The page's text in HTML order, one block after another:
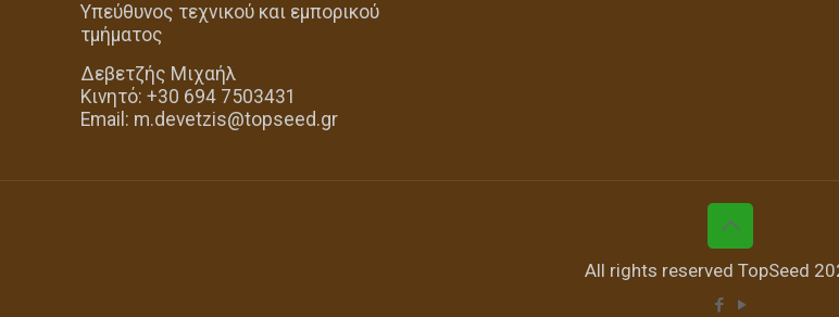
Υπεύθυνος τεχνικού και εμπορικού
τμήματος
Δεβετζής Μιχαήλ
Κινητό: +30 694 7503431
Email: m.devetzis@topseed.gr
All rights reserved TopSeed